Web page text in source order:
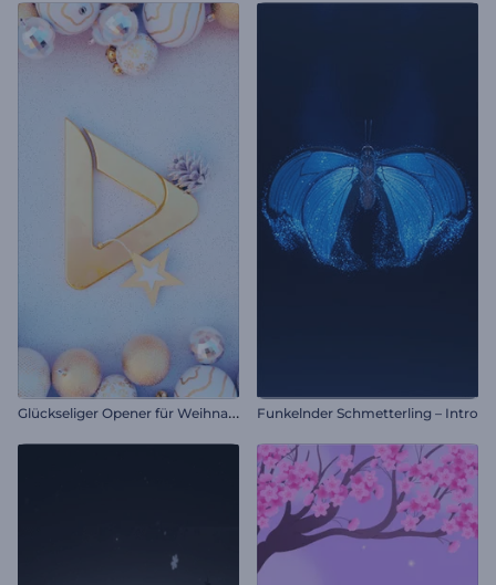
G
lückseliger Opener für Weihnachten Funkelnder Schmetterling – Intro